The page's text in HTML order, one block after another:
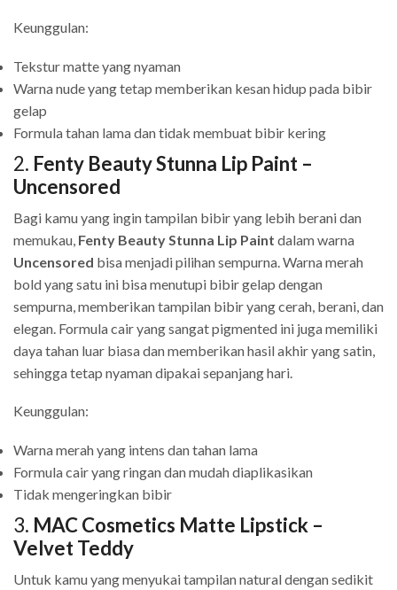
Keunggulan:
Tekstur matte yang nyaman
Warna nude yang tetap memberikan kesan hidup pada bibir
gelap
Formula tahan lama dan tidak membuat bibir kering
2. Fenty Beauty Stunna Lip Paint –
Uncensored
Bagi kamu yang ingin tampilan bibir yang lebih berani dan
memukau, Fenty Beauty Stunna Lip Paint dalam warna
Uncensored bisa menjadi pilihan sempurna. Warna merah
bold yang satu ini bisa menutupi bibir gelap dengan
sempurna, memberikan tampilan bibir yang cerah, berani, dan
elegan. Formula cair yang sangat pigmented ini juga memiliki
daya tahan luar biasa dan memberikan hasil akhir yang satin,
sehingga tetap nyaman dipakai sepanjang hari.
Keunggulan:
Warna merah yang intens dan tahan lama
Formula cair yang ringan dan mudah diaplikasikan
Tidak mengeringkan bibir
3. MAC Cosmetics Matte Lipstick –
Velvet Teddy
Untuk kamu yang menyukai tampilan natural dengan sedikit